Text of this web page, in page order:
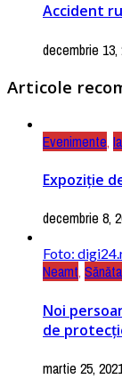
Accident
decembrie 13,
Articole
Evenimente,
Expoziţie
decembrie 8,
Foto:
Neamt,
Noi
de
martie 25,